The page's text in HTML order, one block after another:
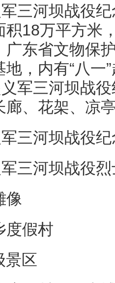
军三河坝战役
积18万平方米
广东省文物保
地，内有“八
义军三河坝战
廊、花架、凉
军三河坝战役
军三河坝战役
像
度假村
景区